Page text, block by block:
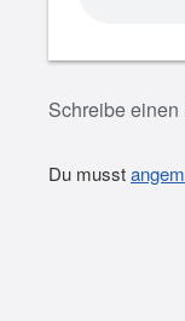
Schreibe
Du musst